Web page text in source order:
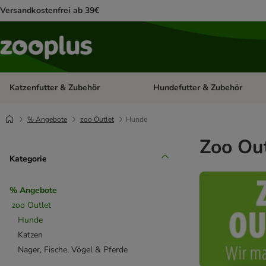
Versandkostenfrei ab 39€
Katzenfutter & Zubehör Kategorie-Menü öffnen:
Hundefutter & Zubehör
% Angebote zoo Outlet Hunde
Kategorie
% Angebote
zoo Outlet
Hunde
Katzen
Nager, Fische, Vögel & Pferde
Zoo